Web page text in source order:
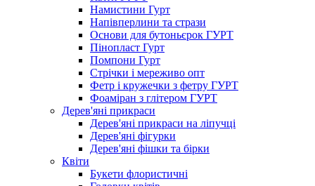
Намистини Гурт
Напівперлини та стрази
Основи для бутоньєрок ГУРТ
Пінопласт Гурт
Помпони Гурт
Стрічки і мереживо опт
Фетр і кружечки з фетру ГУРТ
Фоаміран з глітером ГУРТ
Дерев'яні прикраси
Дерев'яні прикраси на ліпучці
Дерев'яні фігурки
Дерев'яні фішки та бірки
Квіти
Букети флористичні